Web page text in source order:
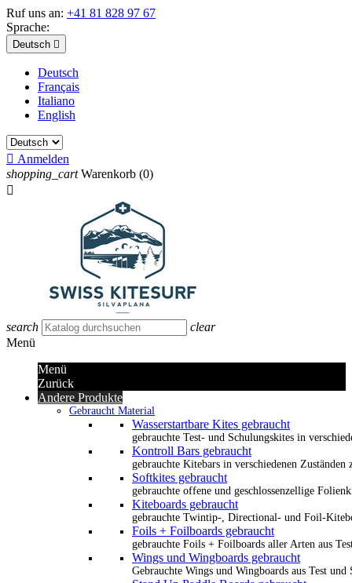
Ruf uns an: +41 81 828 97 67
Sprache:
Deutsch 
Deutsch
Français
Italiano
English
 Anmelden
shopping_cart Warenkorb (0)

search
clear
Menü
Menü
Zurück
Andere Produkte
Gebraucht Material
Wasserstartbare Kites gebraucht
gebrauchte Test- und Schulungskites in
Kontroll Bars gebraucht
gebrauchte Kitebars in verschiedenen Zuständen
Softkites gebraucht
gebrauchte offene und geschlossenzellige
Kiteboards gebraucht
gebrauchte Twintip-, Directional- und Foil-
Foils + Foilboards gebraucht
gebrauchte Foils + Foilboards aller Arten aus
Wings und Wingboards gebraucht
Gebrauchte Wings und Wingboards aus Test und